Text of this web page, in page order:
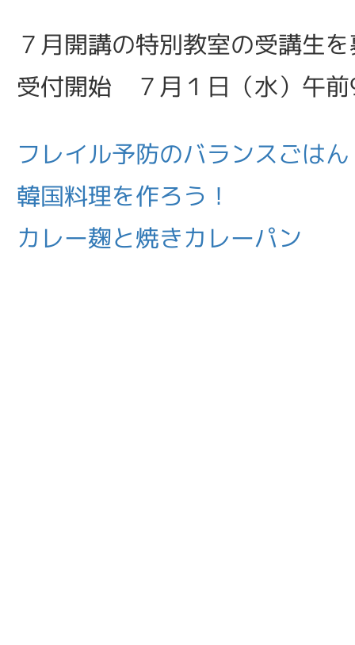
７月開講の特別教室の受講生
受付開始 ７月１日（水）午
フレイル予防のバランスごはん
韓国料理を作ろう！
カレー麹と焼きカレーパン